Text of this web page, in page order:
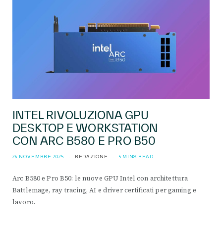
INTEL RIVOLUZIONA GPU
DESKTOP E WORKSTATION
CON ARC B580 E PRO B50
26 NOVEMBRE 2025 REDAZIONE 5 MINS READ
Arc B580 e Pro B50: le nuove GPU Intel con architettura
Battlemage, ray tracing, AI e driver certificati per gaming e
lavoro.